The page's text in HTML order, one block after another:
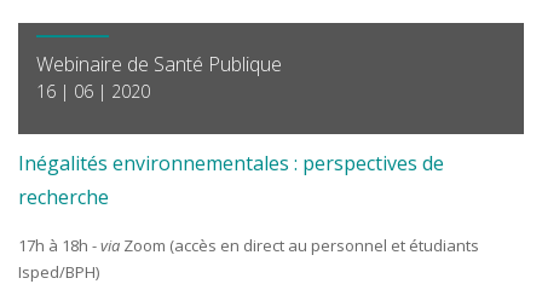
Webinaire de Santé Publique
16 | 06 | 2020
Inégalités environnementales : perspectives de
recherche
17h à 18h -via Zoom (accès en direct au personnel et étudiants
Isped/BPH)